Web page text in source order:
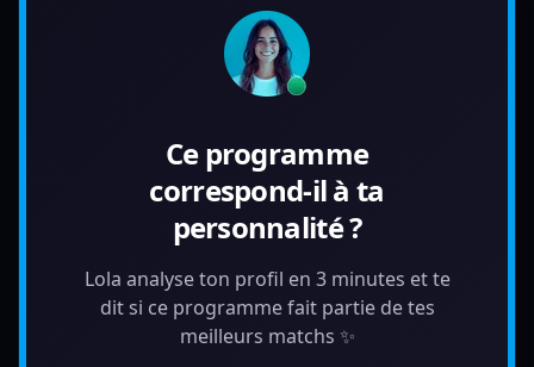
Ce programme
correspond-il à ta
personnalité ?
Lola analyse ton profil en 3 minutes et te
dit si ce programme fait partie de tes
meilleurs matchs ✨